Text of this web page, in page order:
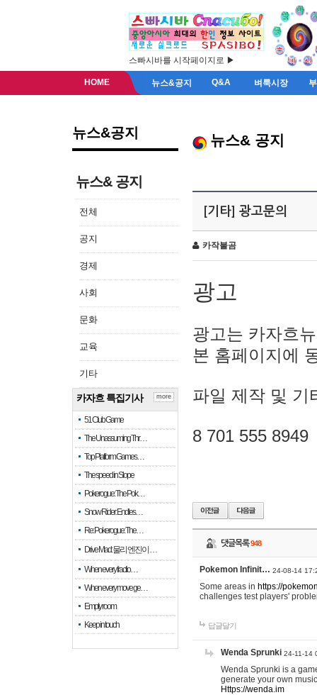
스빠시바를 시작페이지로 ▶
HOME 뉴스&공지 Q&A 벼룩시장
뉴스&공지
뉴스& 공지
전체
공지
경제
사회
문화
교육
기타
카자흐 특집기사
51 Club Game
The Unassuming Thr…
Top Platform Games…
The speed in Slope
Pokerogue: The Pok…
Snow Rider: Endles…
Re: Pokerogue: The…
Drive Mad: 물리 엔진이 …
When every fractio…
When every move ge…
Empty room
Keep in touch
more
뉴스& 공지
[기타] 광고문의
카작불곰
광고
광고는 카자흐
본 홈페이지에
파일 제작 및 기
8 701 555 8949
댓글목록948
Pokemon Infinit… 24-08-14
Some areas in https://
challenges test players'
답글달기
Wenda Sprunki 24-11-14
Wenda Sprunki is a
generate your own
Https://wenda.im